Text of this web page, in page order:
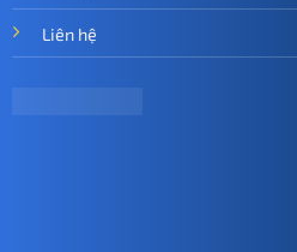
Liên hệ